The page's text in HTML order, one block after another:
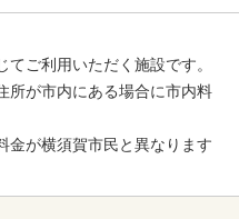
てご利用いただく施設です。
所が市内にある場合に市内料
金が横須賀市民と異なります